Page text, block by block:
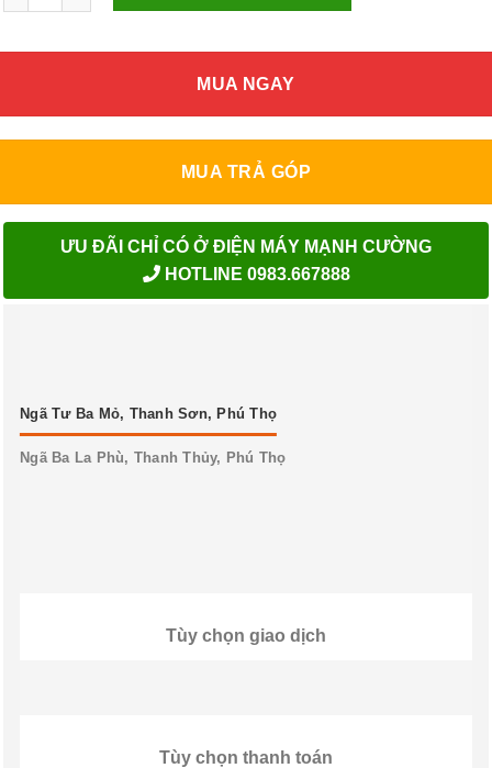
MUA NGAY
MUA TRẢ GÓP
ƯU ĐÃI CHỈ CÓ Ở ĐIỆN MÁY MẠNH CƯỜNG
HOTLINE 0983.667888
Ngã Tư Ba Mỏ, Thanh Sơn, Phú Thọ
Ngã Ba La Phù, Thanh Thủy, Phú Thọ
Tùy chọn giao dịch
Tùy chọn thanh toán